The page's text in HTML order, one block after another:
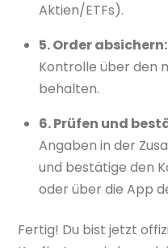
Aktien/ETFs).
5. Order absichern:
Kontrolle über den
behalten.
6. Prüfen und
Angaben in der
und bestätige den
oder über die App
Fertig! Du bist jetzt